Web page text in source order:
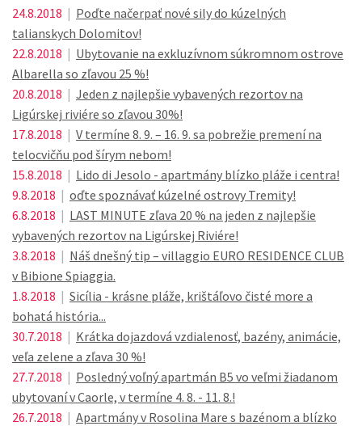
24.8.2018 | Poďte načerpať nové sily do kúzelných
talianskych Dolomitov!
22.8.2018 | Ubytovanie na exkluzívnom súkromnom ostrove
Albarella so zľavou 25 %!
20.8.2018 | Jeden z najlepšie vybavených rezortov na
Ligúrskej riviére so zľavou 30%!
17.8.2018 | V termíne 8. 9. – 16. 9. sa pobrežie premení na
telocvičňu pod šírym nebom!
15.8.2018 | Lido di Jesolo - apartmány blízko pláže i centra!
9.8.2018 | oďte spoznávať kúzelné ostrovy Tremity!
6.8.2018 | LAST MINUTE zľava 20 % na jeden z najlepšie
vybavených rezortov na Ligúrskej Riviére!
3.8.2018 | Náš dnešný tip – villaggio EURO RESIDENCE CLUB
v Bibione Spiaggia.
1.8.2018 | Sicília - krásne pláže, krištáľovo čisté more a
bohatá história...
30.7.2018 | Krátka dojazdová vzdialenosť, bazény, animácie,
veľa zelene a zľava 30 %!
27.7.2018 | Posledný voľný apartmán B5 vo veľmi žiadanom
ubytovaní v Caorle, v termíne 4. 8. - 11. 8.!
26.7.2018 | Apartmány v Rosolina Mare s bazénom a blízko